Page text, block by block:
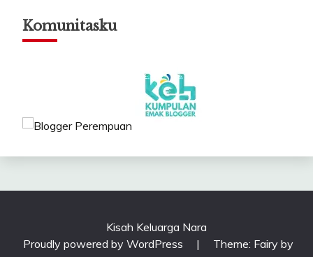
Komunitasku
Kisah Keluarga Nara
Proudly powered by WordPress
|
Theme: Fairy by